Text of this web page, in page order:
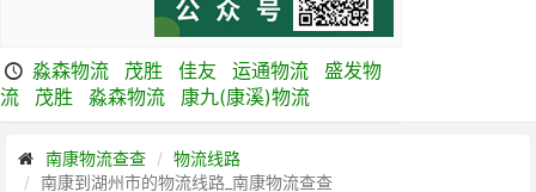
淼森物流 茂胜 佳友 运通物流
盛发物
流
茂胜 淼森物流 康九(康溪)物流
南康物流查查
物流线路
南康到湖州市的物流线路_南康物流查查